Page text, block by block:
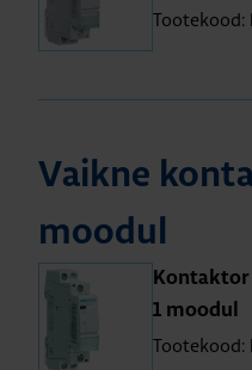
Tootekood:
Vaikne
moo­dul
Kon­tak­tor
1 moo­dul
Tootekood: